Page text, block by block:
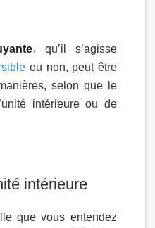
, qu’il s’agisse
ou non, peut être
selon que le
intérieure ou de
intérieure
que vous entendez